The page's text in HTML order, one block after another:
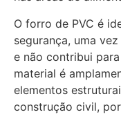
O forro de PVC é
segurança, uma
e não contribui
material é
elementos
construção civil,